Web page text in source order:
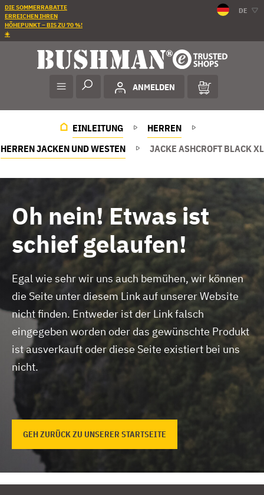
DIE SOMMERRABATTE
ERREICHEN IHREN
HÖHEPUNKT – BIS ZU 70 %!
☀️
DE
ANMELDEN
EINLEITUNG
HERREN
HERREN JACKEN UND WESTEN
JACKE ASHCROFT BLACK XL
Oh nein! Etwas ist
schief gelaufen!
Egal wie sehr wir uns auch bemühen, wir können
die Seite unter diesem Link auf unserer Website
nicht finden. Entweder ist der Link falsch
eingegeben worden oder das gewünschte Produkt
ist ausverkauft oder diese Seite existiert bei uns
nicht.
GEH ZURÜCK ZU UNSERER STARTSEITE